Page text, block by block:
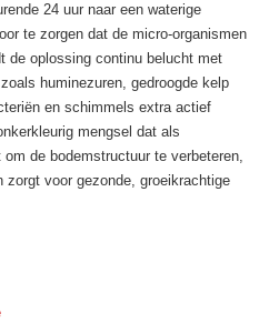
24 uur naar een waterige
te zorgen dat de micro-organismen
de oplossing continu belucht met
huminezuren, gedroogde kelp
en schimmels extra actief
mengsel dat als
de bodemstructuur te verbeteren,
zorgt voor gezonde, groeikrachtige